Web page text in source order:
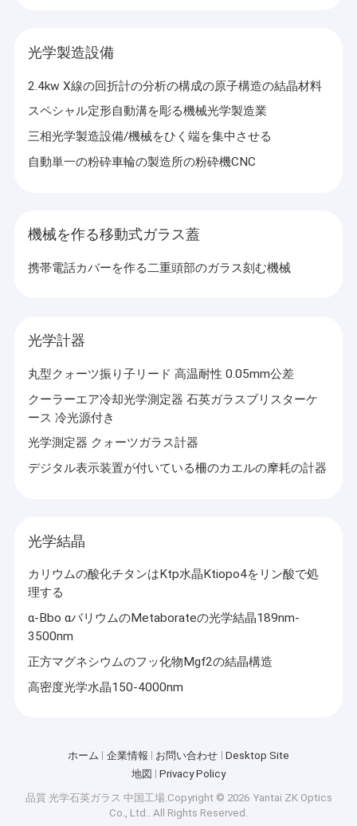
光学製造設備
2.4kw X線の回折計の分析の構成の原子構造の結晶材料
スペシャル定形自動溝を彫る機械光学製造業
三相光学製造設備/機械をひく端を集中させる
自動単一の粉砕車輪の製造所の粉砕機CNC
機械を作る移動式ガラス蓋
携帯電話カバーを作る二重頭部のガラス刻む機械
光学計器
丸型クォーツ振り子リード 高温耐性 0.05mm公差
クーラーエア冷却光学測定器 石英ガラスブリスターケ
ース 冷光源付き
光学測定器 クォーツガラス計器
デジタル表示装置が付いている柵のカエルの摩耗の計器
光学結晶
カリウムの酸化チタンはKtp水晶Ktiopo4をリン酸で処
理する
α-Bbo αバリウムのMetaborateの光学結晶189nm-
3500nm
正方マグネシウムのフッ化物Mgf2の結晶構造
高密度光学水晶150-4000nm
ホーム 企業情報 お問い合わせ
Desktop Site
地図
Privacy Policy
品質 光学石英ガラス 中国工場.Copyright © 2026 Yantai ZK Optics
Co., Ltd.. All Rights Reserved.